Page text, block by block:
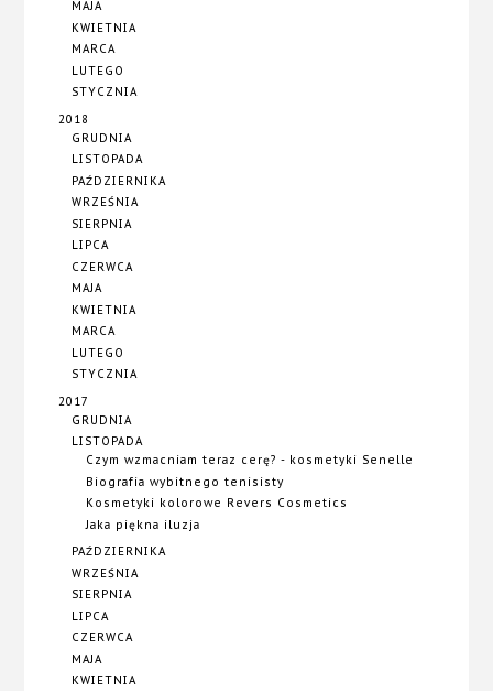
MAJA
KWIETNIA
MARCA
LUTEGO
STYCZNIA
2018
GRUDNIA
LISTOPADA
PAŹDZIERNIKA
WRZEŚNIA
SIERPNIA
LIPCA
CZERWCA
MAJA
KWIETNIA
MARCA
LUTEGO
STYCZNIA
2017
GRUDNIA
LISTOPADA
Czym wzmacniam teraz cerę? - kosmetyki Senelle
Biografia wybitnego tenisisty
Kosmetyki kolorowe Revers Cosmetics
Jaka piękna iluzja
PAŹDZIERNIKA
WRZEŚNIA
SIERPNIA
LIPCA
CZERWCA
MAJA
KWIETNIA